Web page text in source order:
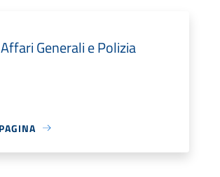
Generali e Polizia